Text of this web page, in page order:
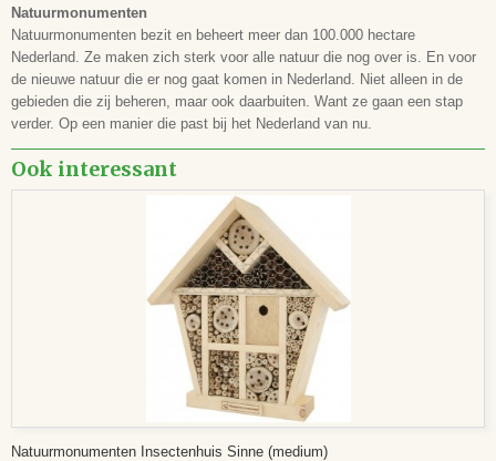
Natuurmonumenten
Natuurmonumenten bezit en beheert meer dan 100.000 hectare
Nederland. Ze maken zich sterk voor alle natuur die nog over is. En voor
de nieuwe natuur die er nog gaat komen in Nederland. Niet alleen in de
gebieden die zij beheren, maar ook daarbuiten. Want ze gaan een stap
verder. Op een manier die past bij het Nederland van nu.
Ook interessant
Natuurmonumenten Insectenhuis Sinne (medium)